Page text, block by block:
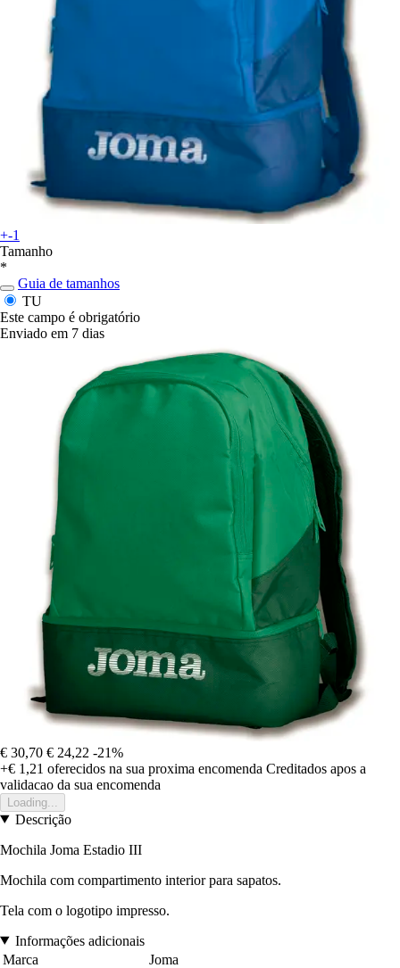
+-1
Tamanho
*
Guia de tamanhos
TU
Este campo é obrigatório
Enviado em 7 dias
€ 30,70 € 24,22 -21%
+€ 1,21 oferecidos na sua proxima encomenda Creditados apos a
validacao da sua encomenda
Loading...
Descrição
Mochila Joma Estadio III
Mochila com compartimento interior para sapatos.
Tela com o logotipo impresso.
Informações adicionais
Marca
Joma